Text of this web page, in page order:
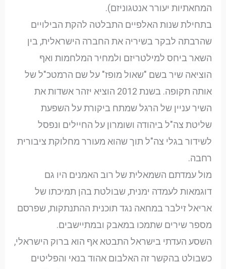
המחאתיות יעורר אנטגוניזם).
בתחילת שנות האלפיים התבלטה להקת הבילויים
שהרבתה לבקר בשיריה את החברה הישראלית, בין
השאר ביחס למילטריזם ולמחיר המלחמות ואף
הוציאה שיר בשם "שאול מופז" על שם הרמטכ"ל של
אותה תקופה. בשנת 2012 הוציא יזהר אשדות את
השיר עניין של הרגל שמתח ביקורת על השפעת
שליטת צה"ל ביהודה ושומרון על החיילים ונפסל
לשידור בגלי צה"ל תוך שהוא מעורר מחלוקת ציבורית
רחבה.
מול עמדתם השמאלית של רוב האמנים היו גם
דוגמאות לעמדה ימנית, שבולטת בהן תמיכתו של
אריאל זילבר במחאה נגד תוכנית ההתנתקות, שפרסם
מספר שירים שתמכו במאבק ובמתיישבים.
השסע העדתי בישראל התבטא אף הוא ברוק הישראלי,
כשבולט בהקשר זה האלבום אהוד בנאי והפליטים